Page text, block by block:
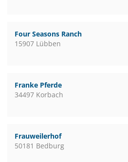
Four Seasons Ranch
15907 Lübben
Franke Pferde
34497 Korbach
Frauweilerhof
50181 Bedburg